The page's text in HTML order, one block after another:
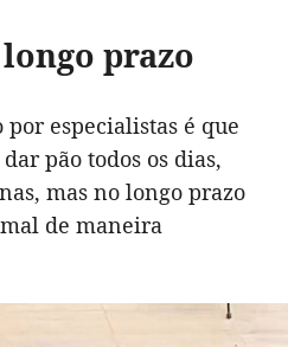
prazo
especialistas é que
pão todos os dias,
mas no longo prazo
de maneira